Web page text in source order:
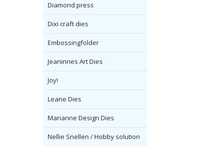
Diamond press
Dixi craft dies
Embossingfolder
Jeaninnes Art Dies
Joy!
Leane Dies
Marianne Design Dies
Nellie Snellen / Hobby solution